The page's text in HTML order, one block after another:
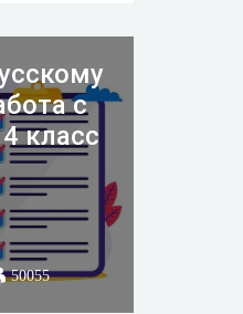
сложности
ученик
от
"хорошо", от
Если
все
с
класс
50055